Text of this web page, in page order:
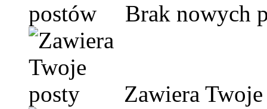
Brak nowych
Zawiera